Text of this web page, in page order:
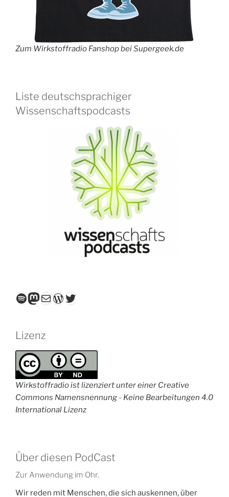
Zum Wirkstoffradio Fanshop bei Supergeek.de
Liste deutschsprachiger
Wissenschaftspodcasts
Spotify
Mastodon
E-MailWordPress
Twitter
Lizenz
Wirkstoffradio ist lizenziert unter einer Creative
Commons Namensnennung - Keine Bearbeitungen 4.0
International Lizenz
Über diesen PodCast
Zur Anwendung im Ohr.
Wir reden mit Menschen, die sich auskennen, über